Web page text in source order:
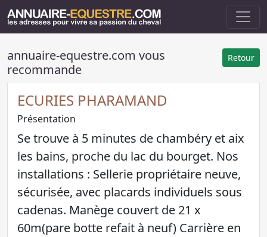
Retour
annuaire-equestre.com vous
recommande
ECURIES PHARAMAND
Présentation
Se trouve à 5 minutes de chambéry et aix
les bains, proche du lac du bourget. Nos
installations : Sellerie propriétaire neuve,
sécurisée, avec placards individuels sous
cadenas. Manège couvert de 21 x
60m(pare botte refait à neuf) Carrière en